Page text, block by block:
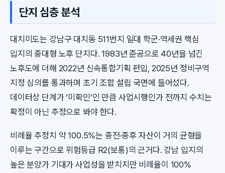
단지 심층 분석
대치미도는 강남구 대치동 511번지 일대 학군·역세권 핵심
입지의 중대형 노후 단지다. 1983년 준공으로 40년을 넘긴
노후도에 더해 2022년 신속통합기획 편입, 2025년 정비구역
지정 심의를 통과하며 초기 조합 설립 국면에 들어섰다.
데이터상 단계가 ‘미확인’인 만큼 사업시행인가 전까지 수치는
확정이 아닌 추정으로 봐야 한다.
비례율 추정치 약 100.5%는 종전·종후 자산이 거의 균형을
이루는 구간으로 위험등급 R2(보통)의 근거다. 강남 입지의
높은 분양가 기대가 사업성을 받치지만 비례율이 100%